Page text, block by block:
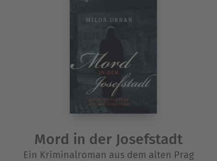
Mord in der Josefstadt
Ein Kriminalroman aus dem alten Prag